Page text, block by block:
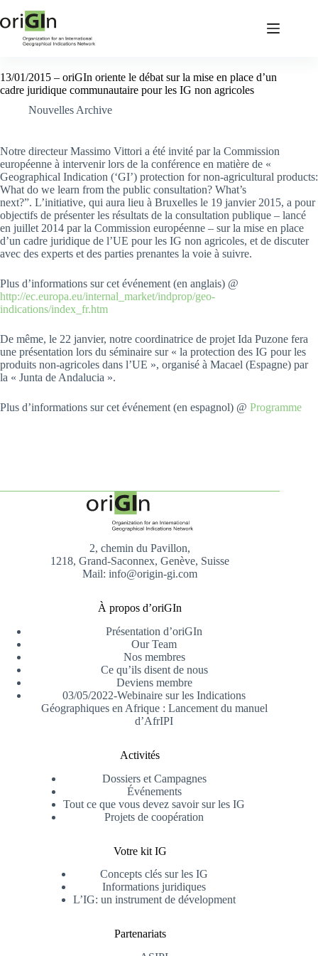
13/01/2015 – oriGIn oriente le débat sur la mise en place d’un
cadre juridique communautaire pour les IG non agricoles
Nouvelles Archive
Notre directeur Massimo Vittori a été invité par la Commission
européenne à intervenir lors de la conférence en matière de «
Geographical Indication (‘GI’) protection for non-agricultural products:
What do we learn from the public consultation? What’s
next?”. L’initiative, qui aura lieu à Bruxelles le 19 janvier 2015, a pour
objectifs de présenter les résultats de la consultation publique – lancé
en juillet 2014 par la Commission européenne – sur la mise en place
d’un cadre juridique de l’UE pour les IG non agricoles, et de discuter
avec des experts et des parties prenantes la voie à suivre.
Plus d’informations sur cet événement (en anglais) @
http://ec.europa.eu/internal_market/indprop/geo-
indications/index_fr.htm
De même, le 22 janvier, notre coordinatrice de projet Ida Puzone fera
une présentation lors du séminaire sur « la protection des IG pour les
produits non-agricoles dans l’UE », organisé à Macael (Espagne) par
la « Junta de Andalucia ».
Plus d’informations sur cet événement (en espagnol) @ Programme
2, chemin du Pavillon,
1218, Grand-Saconnex, Genève, Suisse
Mail: info@origin-gi.com
À propos d’oriGIn
Présentation d’oriGIn
Our Team
Nos membres
Ce qu’ils disent de nous
Deviens membre
03/05/2022-Webinaire sur les Indications
Géographiques en Afrique : Lancement du manuel
d’AfrIPI
Activités
Dossiers et Campagnes
Événements
Tout ce que vous devez savoir sur les IG
Projets de coopération
Votre kit IG
Concepts clés sur les IG
Informations juridiques
L’IG: un instrument de dévelopment
Partenariats